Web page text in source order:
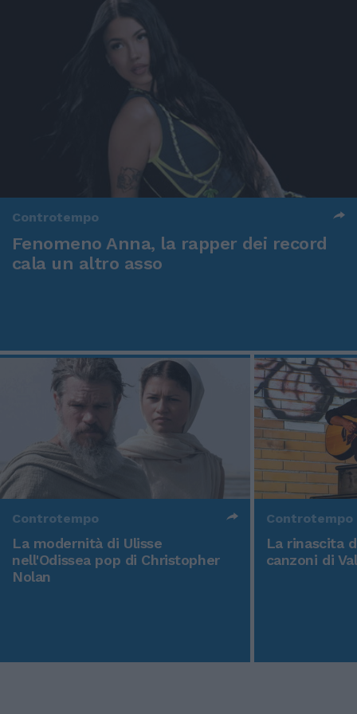
Controtempo
Fenomeno Anna, la rapper dei record
cala un altro asso
Controtempo
La modernità di Ulisse
nell'Odissea pop di Christopher
Nolan
Controtempo
La rinascita
canzoni di